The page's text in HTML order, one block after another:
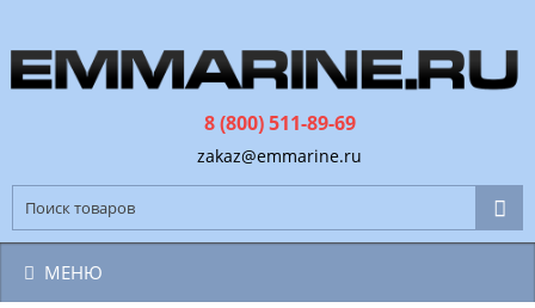
8 (800) 511-89-69
zakaz@emmarine.ru
МЕНЮ